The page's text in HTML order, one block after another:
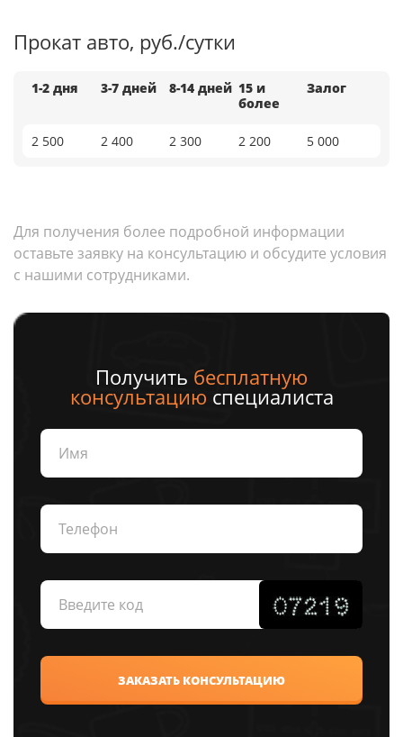
Прокат авто, руб./сутки
1-2 дня 3-7 дней 8-14 дней 15 и
более
Залог
2 500 2 400 2 300 2 200 5 000
Для получения более подробной информации
оставьте заявку на консультацию и обсудите условия
с нашими сотрудниками.
Получить бесплатную
консультацию специалиста